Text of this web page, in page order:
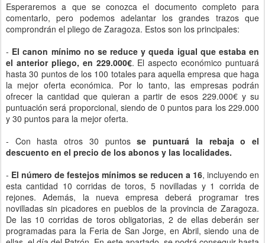
Esperaremos a que se conozca el documento completo para
comentarlo, pero podemos adelantar los grandes trazos que
comprondrán el pliego de Zaragoza. Estos son los principales:
- El canon mínimo no se reduce y queda igual que estaba en
el anterior pliego, en 229.000€. El aspecto económico puntuará
hasta 30 puntos de los 100 totales para aquella empresa que haga
la mejor oferta económica. Por lo tanto, las empresas podrán
ofrecer la cantidad que quieran a partir de esos 229.000€ y su
puntuación será proporcional, siendo de 0 puntos para los 229.000
y 30 puntos para la mejor oferta.
- Con hasta otros 30 puntosse puntuará la rebaja o el
descuento en el precio de los abonos y las localidades.
- El número de festejos mínimos se reducen a 16, incluyendo en
esta cantidad 10 corridas de toros, 5 novilladas y 1 corrida de
rejones. Además, la nueva empresa deberá programar tres
novilladas sin picadores en pueblos de la provincia de Zaragoza.
De las 10 corridas de toros obligatorias, 2 de ellas deberán ser
programadas para la Feria de San Jorge, en Abril, siendo una de